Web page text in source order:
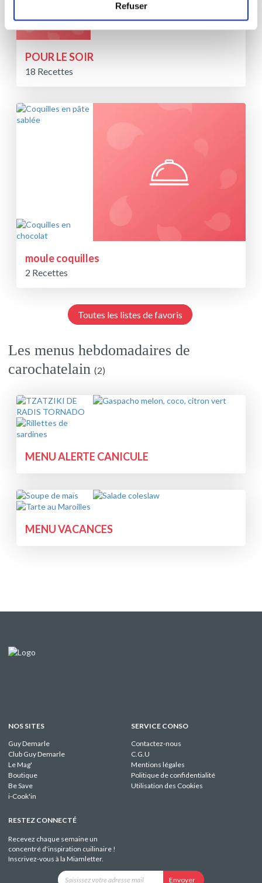
Refuser
POUR LE SOIR
18 Recettes
moule coquilles
2 Recettes
Toutes les listes de favoris
Les menus hebdomadaires de
carochatelain (2)
MENU ALERTE CANICULE
MENU VACANCES
NOS SITES
Guy Demarle
Club Guy Demarle
Le Mag'
Boutique
Be Save
i-Cook'in
SERVICE CONSO
Contactez-nous
C.G.U
Mentions légales
Politique de confidentialité
Utilisation des Cookies
RESTEZ CONNECTÉ
Recevez chaque semaine un
concentré d'inspiration cuilinaire !
Inscrivez-vous à la Miamletter.